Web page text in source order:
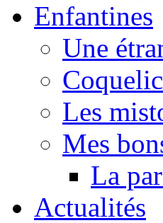
Enfantines
Une
Les
Mes
La
Actualités